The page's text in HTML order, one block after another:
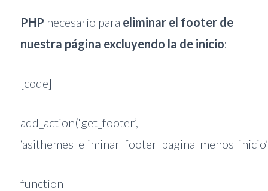
PHP necesario para eliminar el footer de
nuestra página excluyendo la de inicio:
[code]
add_action(‘get_footer’,
function